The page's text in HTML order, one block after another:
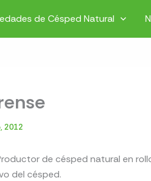
de Césped Natural
2012
de césped natural en
del césped.